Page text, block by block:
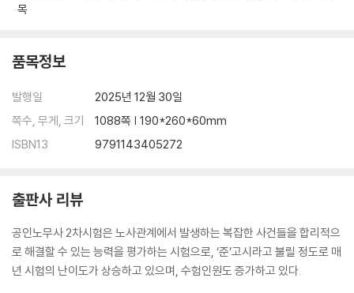
목
품목정보
발행일
2025년 12월 30일
쪽수, 무게, 크기
1088쪽 | 190*260*60mm
ISBN13
9791143405272
출판사 리뷰
공인노무사 2차시험은 노사관계에서 발생하는 복잡한 사건들을 합리적으
로 해결할 수 있는 능력을 평가하는 시험으로, ‘준’고시라고 불릴 정도로 매
년 시험의 난이도가 상승하고 있으며, 수험인원도 증가하고 있다.